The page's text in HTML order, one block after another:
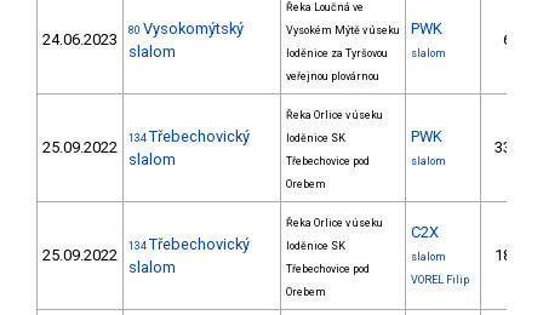
24.06.2023 80 Vysokomýtský
slalom
Řeka Loučná ve
Vysokém Mýtě v úseku
loděnice za Tyršovou
veřejnou plovárnou
PWK
slalom
6.
25.09.2022 134 Třebechovický
slalom
Řeka Orlice v úseku
loděnice SK
Třebechovice pod
Orebem
PWK
slalom
33.
25.09.2022 134 Třebechovický
slalom
Řeka Orlice v úseku
loděnice SK
Třebechovice pod
Orebem
C2X
slalom
VOREL Filip
18.